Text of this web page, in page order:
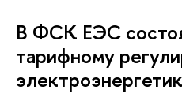
В ФСК ЕЭС
тарифному